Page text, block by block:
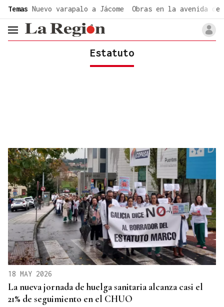
Temas Nuevo varapalo a Jácome Obras en la avenida de
header.menu.open
Estatuto
18 MAY 2026
La nueva jornada de huelga sanitaria alcanza casi el
21% de seguimiento en el CHUO